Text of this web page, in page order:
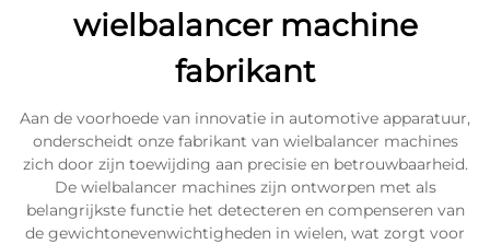
wielbalancer machine
fabrikant
Aan de voorhoede van innovatie in automotive apparatuur,
onderscheidt onze fabrikant van wielbalancer machines
zich door zijn toewijding aan precisie en betrouwbaarheid.
De wielbalancer machines zijn ontworpen met als
belangrijkste functie het detecteren en compenseren van
de gewichtonevenwichtigheden in wielen, wat zorgt voor